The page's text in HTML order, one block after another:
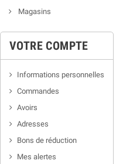
Magasins
VOTRE COMPTE
Informations personnelles
Commandes
Avoirs
Adresses
Bons de réduction
Mes alertes